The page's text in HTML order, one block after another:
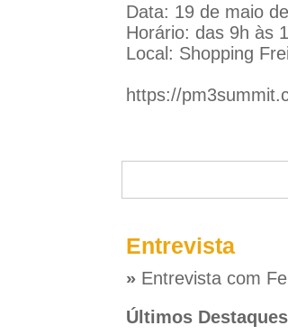
Data: 19 de maio
Horário: das 9h às
Local: Shopping
https://
Entrevista
» Entrevista com
Últimos Destaques